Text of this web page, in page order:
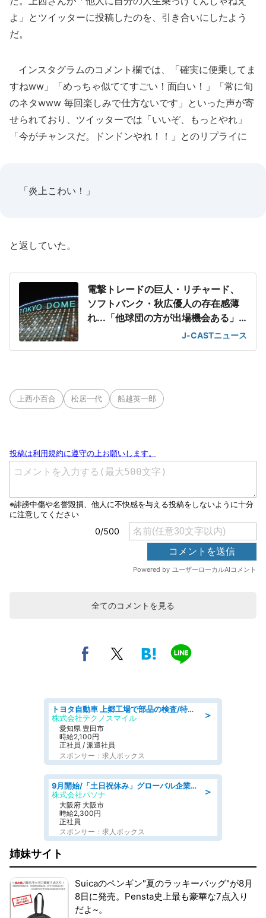
よ」とツイッターに投稿したのを、引き合いにしたよう
だ。
インスタグラムのコメント欄では、「確実に便乗してま
すねww」「めっちゃ似ててすごい！面白い！」「常に旬
のネタwww 毎回楽しみで仕方ないです」といった声が寄
せられており、ツイッターでは「いいぞ、もっとやれ」
「今がチャンスだ。ドンドンやれ！！」とのリプライに
「炎上こわい！」
と返していた。
電撃トレードの巨人・リチャード、
ソフトバンク・秋広優人の存在感薄
れ...「他球団の方が出場機会ある」
J-CASTニュース
上西小百合 松居一代 船越英一郎
全てのコメントを見る
＞
トヨタ自動車 上郷工場で部品の検査/特典168万/tutumi
株式会社テクノスマイル
愛知県 豊田市
時給2,100円
正社員 / 派遣社員
スポンサー：求人ボックス
＞
9月開始/「土日祝休み」グローバル企業での産業保健のお仕事/保健師/高時給/残業なし/服装自由
株式会社パソナ
大阪府 大阪市
時給2,300円
正社員
スポンサー：求人ボックス
姉妹サイト
Suicaのペンギン"夏のラッキーバッグ"が8月
8日に発売。Pensta史上最も豪華な7点入り
だよ~。